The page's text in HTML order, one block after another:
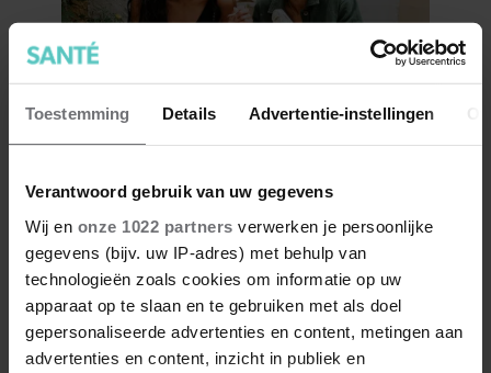
Toestemming Details Advertentie-instellingen
Verantwoord gebruik van uw gegevens
Wij en onze 1022 partners verwerken je persoonlijke
gegevens (bijv. uw IP-adres) met behulp van
technologieën zoals cookies om informatie op uw
apparaat op te slaan en te gebruiken met als doel
gepersonaliseerde advertenties en content, metingen aan
advertenties en content, inzicht in publiek en
Hoe ongezond zijn ijsjes?